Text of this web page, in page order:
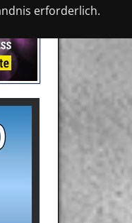
erforderlich.